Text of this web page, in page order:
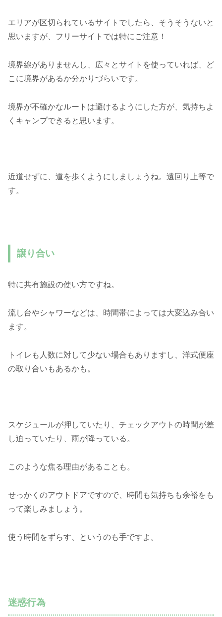
エリアが区切られているサイトでしたら、そうそうないと
思いますが、フリーサイトでは特にご注意！
境界線がありませんし、広々とサイトを使っていれば、ど
こに境界があるか分かりづらいです。
境界が不確かなルートは避けるようにした方が、気持ちよ
くキャンプできると思います。
近道せずに、道を歩くようにしましょうね。遠回り上等で
す。
譲り合い
特に共有施設の使い方ですね。
流し台やシャワーなどは、時間帯によっては大変込み合い
ます。
トイレも人数に対して少ない場合もありますし、洋式便座
の取り合いもあるかも。
スケジュールが押していたり、チェックアウトの時間が差
し迫っていたり、雨が降っている。
このような焦る理由があることも。
せっかくのアウトドアですので、時間も気持ちも余裕をも
って楽しみましょう。
使う時間をずらす、というのも手ですよ。
迷惑行為